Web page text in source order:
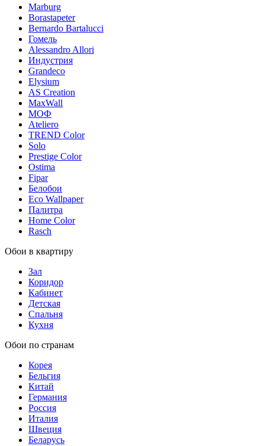
Marburg
Borastapeter
Bernardo Bartalucci
Гомель
Alessandro Allori
Индустрия
Grandeco
Elysium
AS Creation
MaxWall
МОФ
Ateliero
TREND Color
Solo
Prestige Color
Ostima
Fipar
Белобои
Eco Wallpaper
Палитра
Home Color
Rasch
Обои в квартиру
Зал
Коридор
Кабинет
Детская
Спальня
Кухня
Обои по странам
Корея
Бельгия
Китай
Германия
Россия
Италия
Швеция
Беларусь